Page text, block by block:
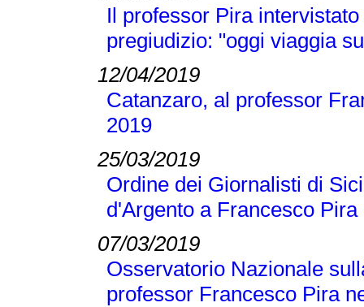
Il professor Pira
pregiudizio: "oggi viaggia
12/04/2019
Catanzaro, al professor
2019
25/03/2019
Ordine dei Giornalisti di
d'Argento a Francesco Pira
07/03/2019
Osservatorio Nazionale
professor Francesco Pira